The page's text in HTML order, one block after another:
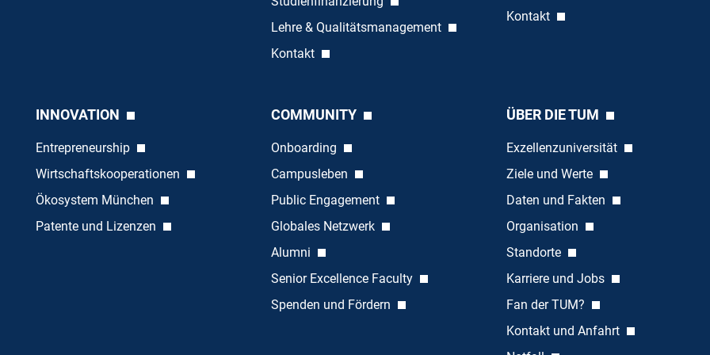
Lehre & Qualitätsmanagement
Kontakt
Kontakt
INNOVATION
Entrepreneurship
Wirtschaftskooperationen
Ökosystem München
Patente und Lizenzen
COMMUNITY
Onboarding
Campusleben
Public Engagement
Globales Netzwerk
Alumni
Senior Excellence Faculty
Spenden und Fördern
ÜBER DIE TUM
Exzellenzuniversität
Ziele und Werte
Daten und Fakten
Organisation
Standorte
Karriere und Jobs
Fan der TUM?
Kontakt und Anfahrt